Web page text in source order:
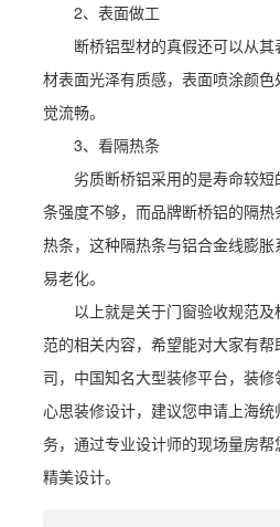
2、表面做工
断桥铝型材的真假还可以从
材表面光泽有质感，表面喷涂颜
觉流畅。
3、看隔热条
劣质断桥铝采用的是寿命较
条强度不够，而品牌断桥铝的隔
热条，这种隔热条与铝合金线膨
易老化。
以上就是关于门窗验收规范及
范的相关内容，希望能对大家有
司，中国知名大型装修平台，装
心思装修设计，建议您申请上海
务，通过专业设计师的现场量房
精美设计。